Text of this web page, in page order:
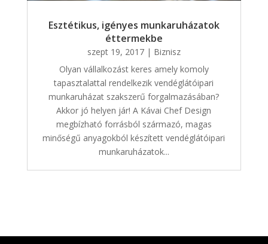
Esztétikus, igényes munkaruházatok
éttermekbe
szept 19, 2017| Biznisz
Olyan vállalkozást keres amely komoly
tapasztalattal rendelkezik vendéglátóipari
munkaruházat szakszerű forgalmazásában?
Akkor jó helyen jár! A Kávai Chef Design
megbízható forrásból származó, magas
minőségű anyagokból készített vendéglátóipari
munkaruházatok...